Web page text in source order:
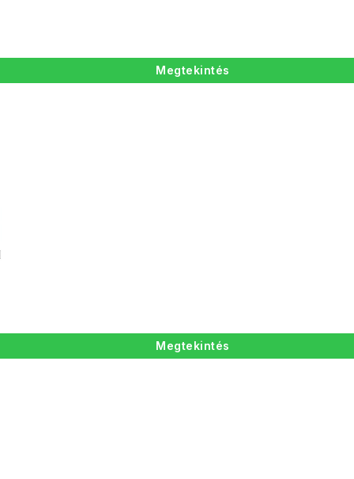
Megtekintés
Megtekintés